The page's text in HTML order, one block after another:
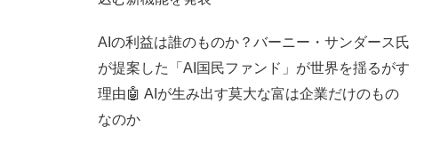
AIの利益は誰のものか？バーニー・サンダース氏
が提案した「AI国民ファンド」が世界を揺るがす
理由🤖 AIが生み出す莫大な富は企業だけのもの
なのか